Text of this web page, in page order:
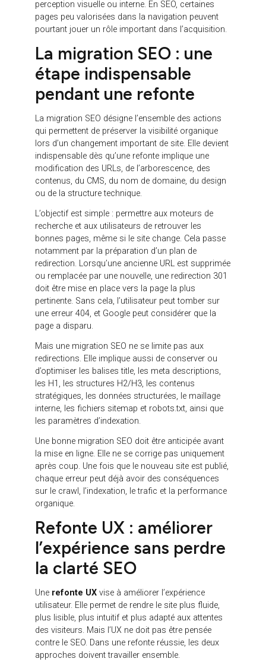
Pour sécuriser le SEO, il faut donc commencer par
un inventaire complet de l’existant. Quelles pages
génèrent du trafic ? Quelles pages obtiennent des
impressions dans Google Search Console ?
Quelles requêtes apportent des visiteurs qualifiés ?
Quelles pages reçoivent des backlinks ? Quelles
URLs convertissent ? Quelles pages doivent être
conservées, fusionnées, enrichies ou redirigées ?
Cette analyse permet de distinguer les pages à fort
enjeu des pages secondaires. Elle évite de prendre
des décisions de refonte uniquement à partir d’une
perception visuelle ou interne. En SEO, certaines
pages peu valorisées dans la navigation peuvent
pourtant jouer un rôle important dans l’acquisition.
La migration SEO : une
étape indispensable
pendant une refonte
La migration SEO désigne l’ensemble des actions
qui permettent de préserver la visibilité organique
lors d’un changement important de site. Elle devient
modification des URLs, de l’arborescence, des
contenus, du CMS, du nom de domaine, du design
ou de la structure technique.
L’objectif est simple : permettre aux moteurs de
recherche et aux utilisateurs de retrouver les
bonnes pages, même si le site change. Cela passe
notamment par la préparation d’un plan de
redirection. Lorsqu’une ancienne URL est supprimée
ou remplacée par une nouvelle, une redirection 301
doit être mise en place vers la page la plus
pertinente. Sans cela, l’utilisateur peut tomber sur
une erreur 404, et Google peut considérer que la
page a disparu.
Mais une migration SEO ne se limite pas aux
redirections. Elle implique aussi de conserver ou
d’optimiser les balises title, les meta descriptions,
les H1, les structures H2/H3, les contenus
stratégiques, les données structurées, le maillage
interne, les fichiers sitemap et robots.txt, ainsi que
les paramètres d’indexation.
Une bonne migration SEO doit être anticipée avant